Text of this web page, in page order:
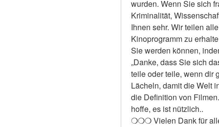
wurden. Wenn Sie sich
Kriminalität,
Ihnen sehr. Wir teilen
Kinoprogramm zu
Sie werden können,
„Danke, dass Sie sich
teile oder teile, wenn dir
Lächeln, damit die Welt
die Definition von
hoffe, es ist nützlich..
❍❍❍ Vielen Dank für